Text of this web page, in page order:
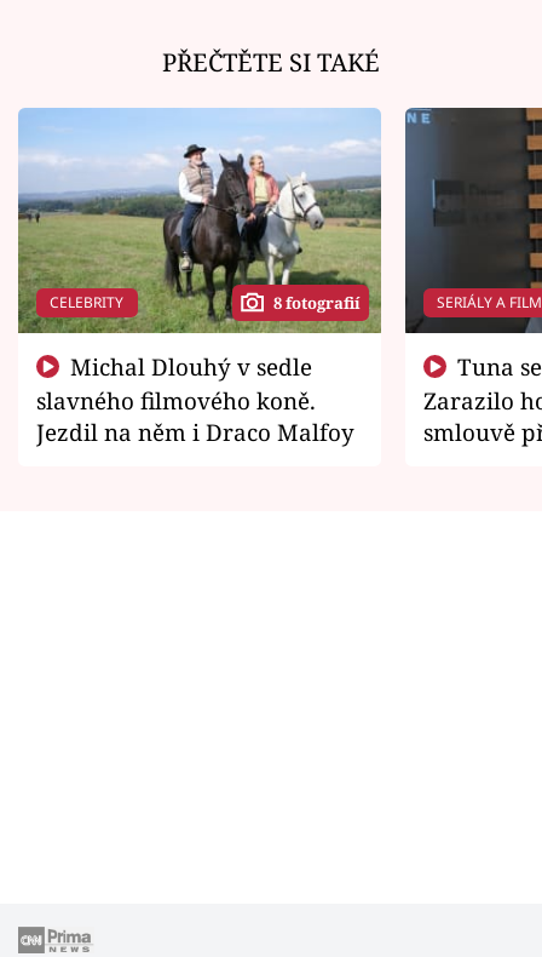
PŘEČTĚTE SI TAKÉ
CELEBRITY 8 fotografií
slavného filmového koně.
Jezdil na něm i Draco Malfoy
SERIÁLY A
Zarazilo
smlouvě